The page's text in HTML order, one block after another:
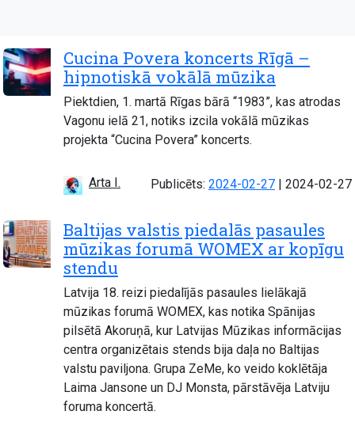
Cucina Povera koncerts Rīgā –
hipnotiskā vokālā mūzika
Piektdien, 1. martā Rīgas bārā “1983”, kas atrodas
Vagonu ielā 21, notiks izcila vokālā mūzikas
projekta “Cucina Povera” koncerts.
Arta I. Publicēts: 2024-02-27 Atjaunots:
2024-02-27
Baltijas valstis piedalās pasaules
mūzikas forumā WOMEX ar kopīgu
stendu
Latvija 18. reizi piedalījās pasaules lielākajā
mūzikas forumā WOMEX, kas notika Spānijas
pilsētā Akoruņā, kur Latvijas Mūzikas informācijas
centra organizētais stends bija daļa no Baltijas
valstu paviljona. Grupa ZeMe, ko veido koklētāja
Laima Jansone un DJ Monsta, pārstāvēja Latviju
foruma koncertā.